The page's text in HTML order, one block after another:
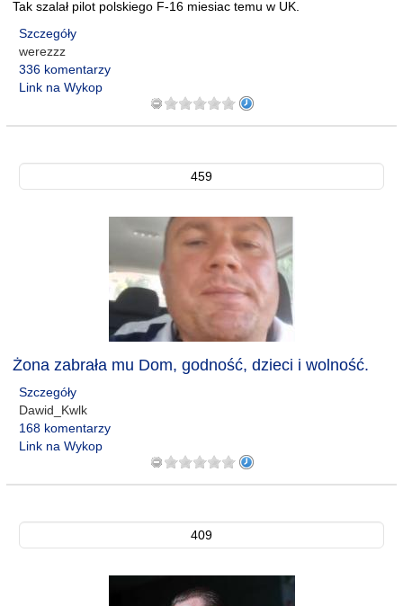
Tak szalał pilot polskiego F-16 miesiac temu w UK.
Szczegóły
werezzz
336 komentarzy
Link na Wykop
459
Żona zabrała mu Dom, godność, dzieci i wolność.
Szczegóły
Dawid_Kwlk
168 komentarzy
Link na Wykop
409